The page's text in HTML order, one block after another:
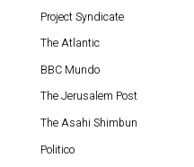
Project Syndicate
The Atlantic
BBC Mundo
The Jerusalem Post
The Asahi Shimbun
Politico